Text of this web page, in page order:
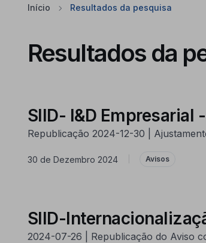
Início Resultados da pesquisa
Resultados da
SIID- I&D
Republicação 2024-12-30 |
30 de Dezembro 2024 Avisos
SIID-
2024-07-26 | Republicação do Aviso